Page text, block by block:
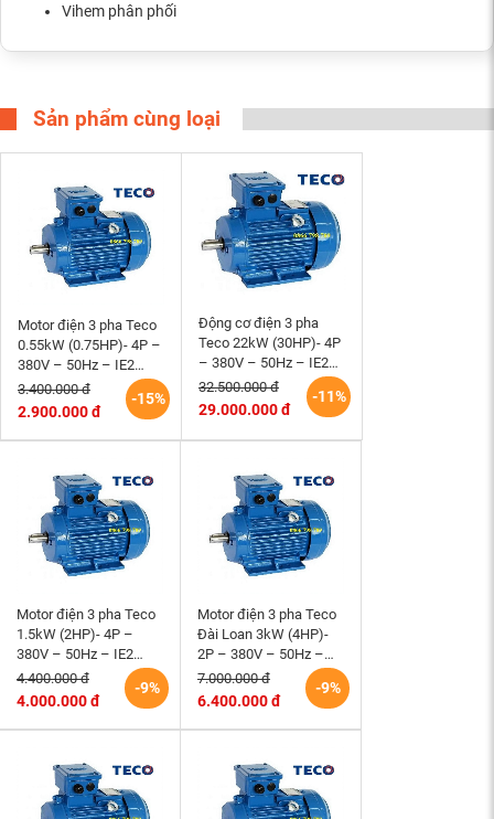
Vihem phân phối
Sản phẩm cùng loại
Motor điện 3 pha Teco
0.55kW (0.75HP)- 4P –
380V – 50Hz – IE2
-80M – B3 Đài Loan
-15%
3.400.000 đ
2.900.000 đ
Động cơ điện 3 pha
Teco 22kW (30HP)- 4P
– 380V – 50Hz – IE2
-180L- B3 Đài Loan
-11%
32.500.000 đ
29.000.000 đ
Motor điện 3 pha Teco
1.5kW (2HP)- 4P –
380V – 50Hz – IE2
-90L- B3 Đài Loan
-9%
4.400.000 đ
4.000.000 đ
Motor điện 3 pha Teco
Đài Loan 3kW (4HP)-
2P – 380V – 50Hz –
IE2 -100L- B3
-9%
7.000.000 đ
6.400.000 đ